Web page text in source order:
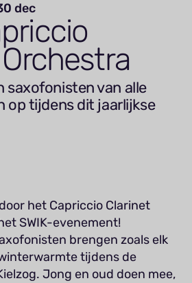
dec
saxofonisten van alle
op tijdens dit jaarlijkse
het Capriccio Clarinet
SWIK-evenement!
brengen zoals elk
tijdens de
Jong en oud doen mee,